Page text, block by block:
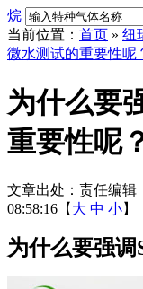
烷
当前位置： 首页 » 纽
微水测试的重要性呢
为什么要
重要性呢
文章出处： 责任编辑
08:58:16【 大 中 小】
为什么要强调